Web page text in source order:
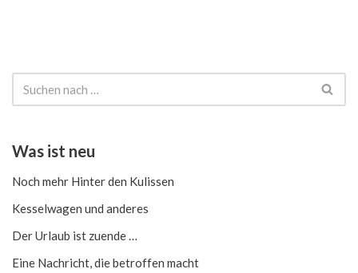
Was ist neu
Noch mehr Hinter den Kulissen
Kesselwagen und anderes
Der Urlaub ist zuende …
Eine Nachricht, die betroffen macht